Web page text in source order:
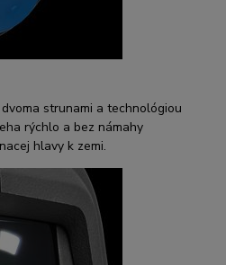
strunami a technológiou
rýchlo a bez námahy
hlavy k zemi.